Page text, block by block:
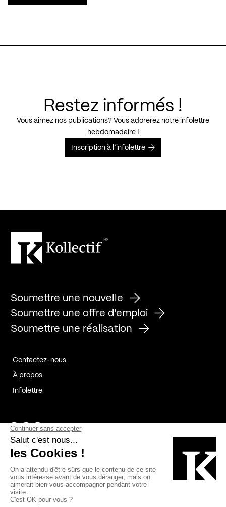
Restez informés !
Vous aimez nos publications? Vous adorerez notre infolettre
hebdomadaire !
Inscription à l’infolettre
Soumettre une nouvelle
Soumettre une offre d'emploi
Soumettre une réalisation
Contactez-nous
À propos
Infolettre
Page Facebook de Kollectif
Page Instagram de Kollectif
Page Linkedin de Kollectif
Bâtiment-Durable-Québec-1
Esquisses-1